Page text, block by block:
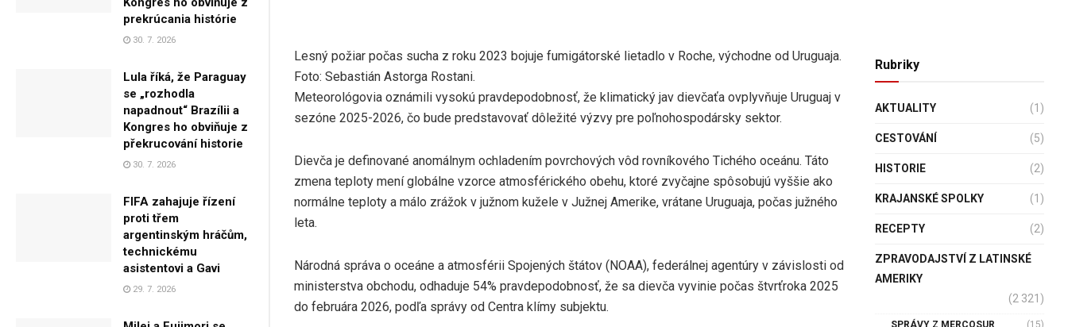
prekrúcania histórie
30. 7. 2026
Lula říká, že Paraguay
se „rozhodla
napadnout“ Brazílii a
Kongres ho obviňuje z
překrucování historie
30. 7. 2026
FIFA zahajuje řízení
proti třem
argentinským hráčům,
technickému
asistentovi a Gavi
29. 7. 2026
Lesný požiar počas sucha z roku 2023 bojuje fumigátorské lietadlo v Roche, východne od Uruguaja.
Foto: Sebastián Astorga Rostani.
Meteorológovia oznámili vysokú pravdepodobnosť, že klimatický jav dievčaťa ovplyvňuje Uruguaj v
sezóne 2025-2026, čo bude predstavovať dôležité výzvy pre poľnohospodársky sektor.
Dievča je definované anomálnym ochladením povrchových vôd rovníkového Tichého oceánu. Táto
zmena teploty mení globálne vzorce atmosférického obehu, ktoré zvyčajne spôsobujú vyššie ako
normálne teploty a málo zrážok v južnom kužele v Južnej Amerike, vrátane Uruguaja, počas južného
leta.
Národná správa o oceáne a atmosférii Spojených štátov (NOAA), federálnej agentúry v závislosti od
ministerstva obchodu, odhaduje 54% pravdepodobnosť, že sa dievča vyvinie počas štvrťroka 2025
do februára 2026, podľa správy od Centra klímy subjektu.
Rubriky
AKTUALITY (1)
CESTOVÁNÍ (5)
HISTORIE (2)
KRAJANSKÉ SPOLKY (1)
RECEPTY (2)
ZPRAVODAJSTVÍ Z LATINSKÉ
AMERIKY
(2 321)
SPRÁVY Z MERCOSUR
(15)